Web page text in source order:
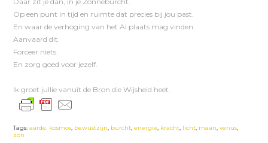
Op een punt in tijd en ruimte dat precies bij jou past.
En waar de verhoging van het Al plaats mag vinden.
Aanvaard dit.
Forceer niets.
En zorg goed voor jezelf.
Ik groet jullie vanuit de Bron die Wijsheid heet.
Tags:aarde. kosmos, bewustzijn, burcht,energie, kracht, licht, maan,venus,
zon